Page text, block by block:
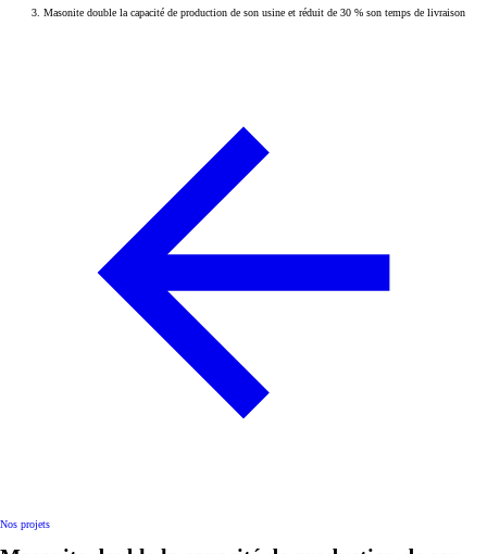
Masonite double la capacité de production de son usine et réduit de 30 % son temps de livraison
Nos projets